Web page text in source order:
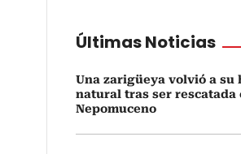
Últimas Noticias
Una zarigüeya volvió a su
natural tras ser rescatada
Nepomuceno